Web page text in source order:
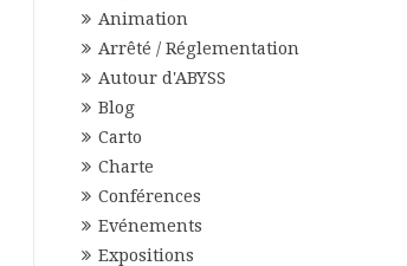
Animation
Arrêté / Réglementation
Autour d'ABYSS
Blog
Carto
Charte
Conférences
Evénements
Expositions